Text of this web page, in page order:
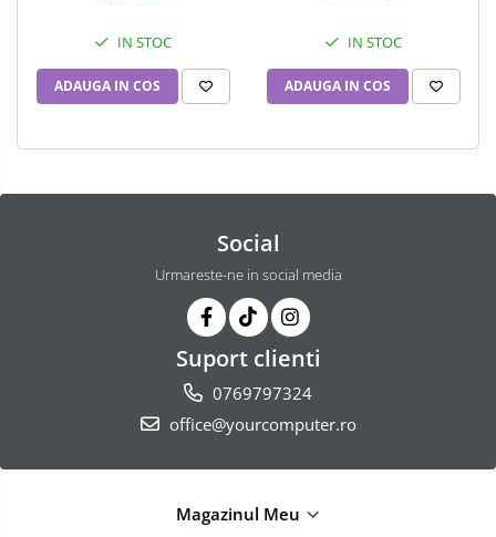
IN STOC
ADAUGA IN COS
IN STOC
ADAUGA IN COS
Social
Urmareste-ne in social media
Suport clienti
0769797324
office@yourcomputer.ro
Magazinul Meu